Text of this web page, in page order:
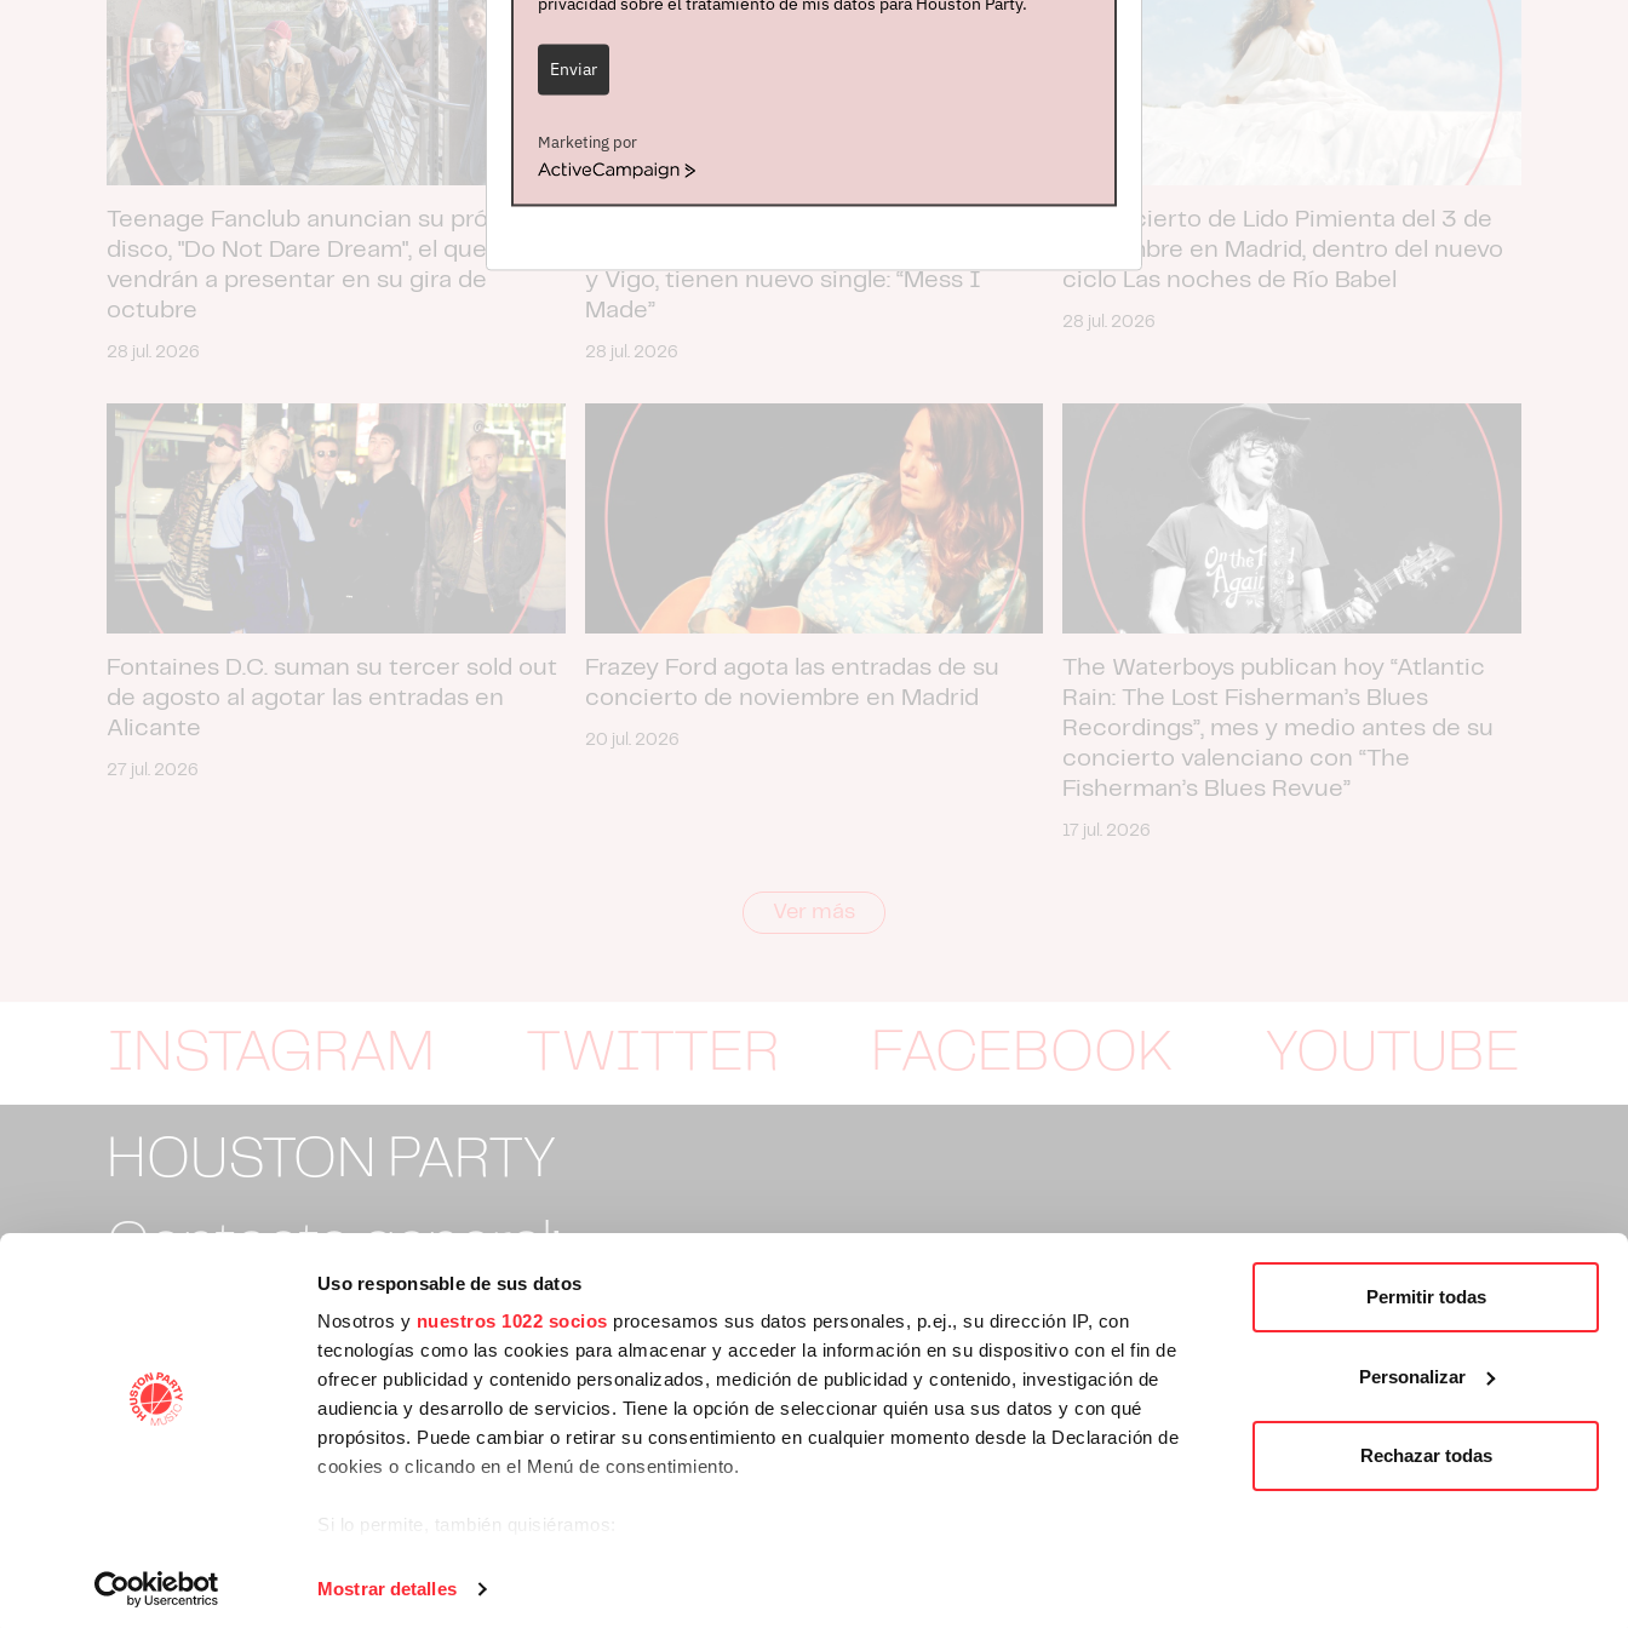
Uso responsable de sus datos
Nosotros y nuestros 1022 socios procesamos sus datos personales, p.ej., su dirección IP, con
tecnologías como las cookies para almacenar y acceder la información en su dispositivo con el fin de
ofrecer publicidad y contenido personalizados, medición de publicidad y contenido, investigación de
audiencia y desarrollo de servicios. Tiene la opción de seleccionar quién usa sus datos y con qué
propósitos. Puede cambiar o retirar su consentimiento en cualquier momento desde la Declaración de
cookies o clicando en el Menú de consentimiento.
Si lo permite, también quisiéramos:
Identificar su dispositivo analizándolo activamente para buscar características específicas (huellas
Mostrar detalles
Permitir todas
Personalizar
Rechazar todas
Teenage Fanclub anuncian su próximo
disco, "Do Not Dare Dream", el que nos
vendrán a presentar en su gira de
octubre
28 jul. 2026
y Vigo, tienen nuevo single: “Mess I
Made”
28 jul. 2026
El concierto de Lido Pimienta del 3 de
noviembre en Madrid, dentro del nuevo
ciclo Las noches de Río Babel
28 jul. 2026
Fontaines D.C. suman su tercer sold out
de agosto al agotar las entradas en
Alicante
27 jul. 2026
Frazey Ford agota las entradas de su
concierto de noviembre en Madrid
20 jul. 2026
The Waterboys publican hoy “Atlantic
Rain: The Lost Fisherman’s Blues
Recordings”, mes y medio antes de su
concierto valenciano con “The
Fisherman’s Blues Revue”
17 jul. 2026
Ver más
INSTAGRAM TWITTER FACEBOOK
YOUTUBE
HOUSTON PARTY
Contacto general:
info@houstonpartymusic.com
Contacto tickets:
Politica de privacidad Términos de uso de cookies
Enviar
Marketing por
ActiveCampaign